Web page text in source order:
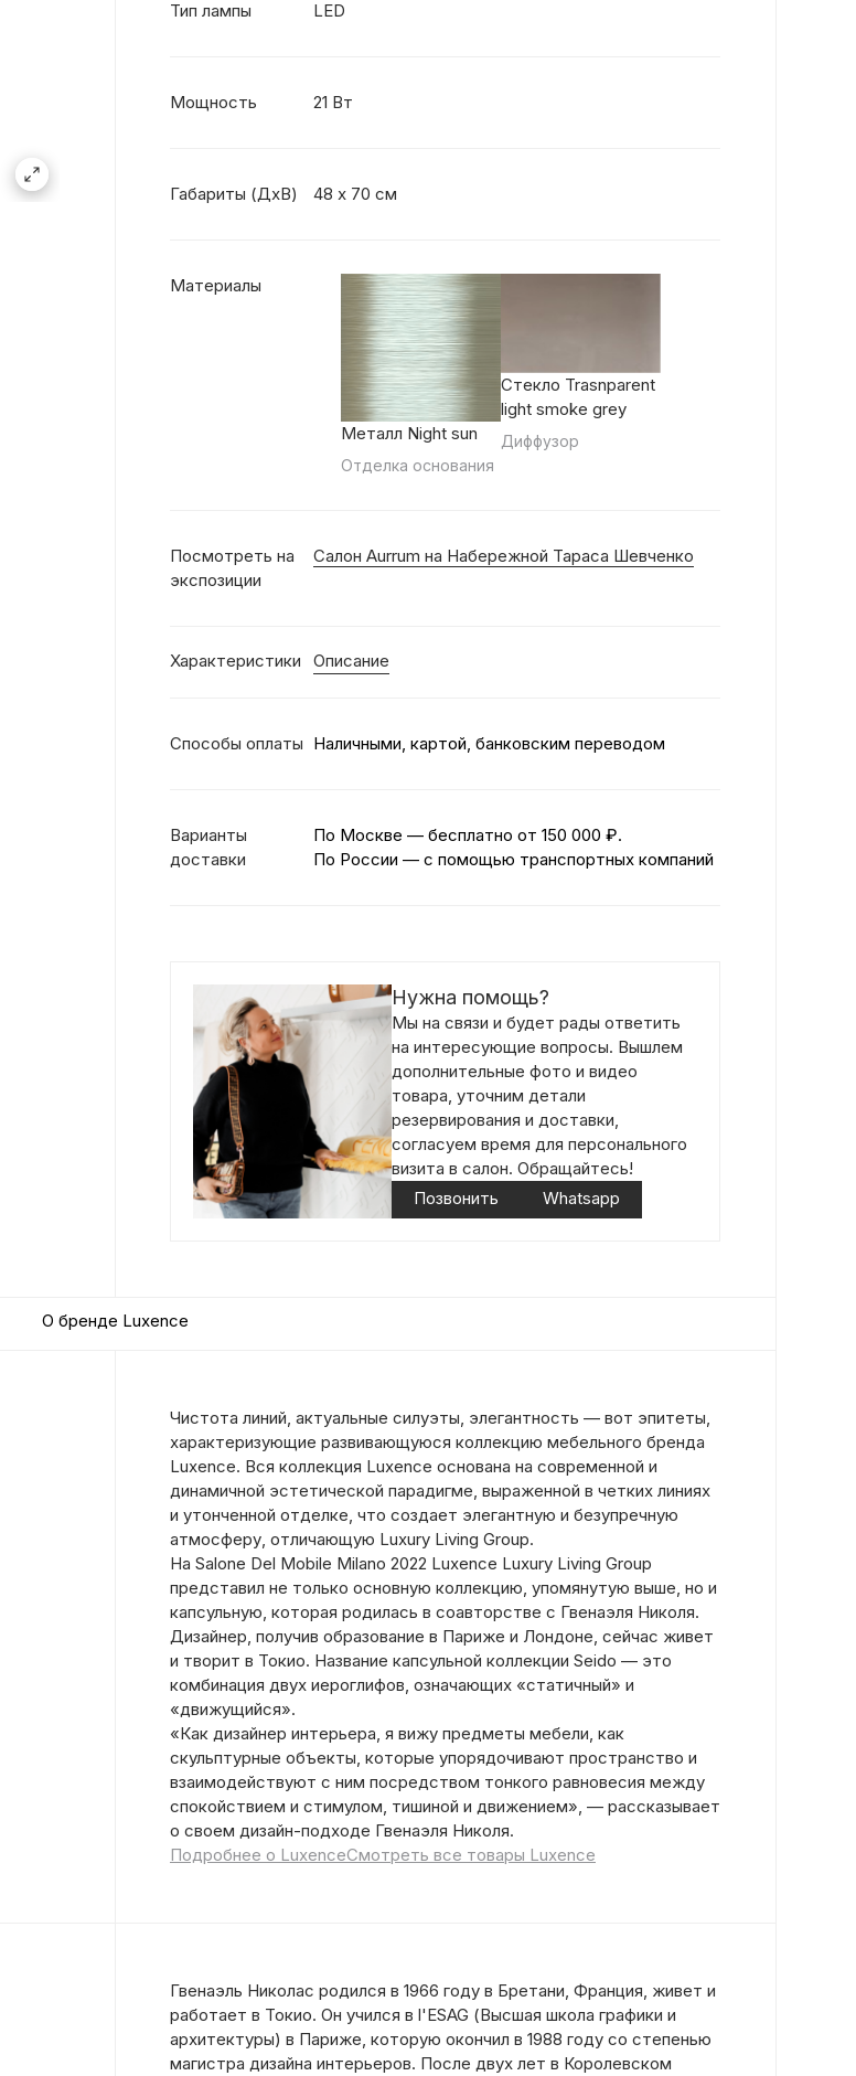
Тип лампы LED
Мощность 21 Вт
Габариты (ДхВ) 48 х 70 см
Материалы
Металл Night sun
Отделка основания
Стекло Trasnparent
light smoke grey
Диффузор
Посмотреть на
экспозиции
Салон Aurrum на Набережной Тараса Шевченко
Характеристики Описание
Способы оплаты Наличными, картой, банковским переводом
Варианты
доставки
По Москве — бесплатно от 150 000 ₽.
По России — с помощью транспортных компаний
Нужна помощь?
Мы на связи и будет рады ответить
на интересующие вопросы. Вышлем
дополнительные фото и видео
товара, уточним детали
резервирования и доставки,
согласуем время для персонального
визита в салон. Обращайтесь!
Позвонить
Whatsapp
О бренде Luxence
Чистота линий, актуальные силуэты, элегантность — вот эпитеты,
характеризующие развивающуюся коллекцию мебельного бренда
Luxence. Вся коллекция Luxence основана на современной и
динамичной эстетической парадигме, выраженной в четких линиях
и утонченной отделке, что создает элегантную и безупречную
атмосферу, отличающую Luxury Living Group.
На Salone Del Mobile Milano 2022 Luxence Luxury Living Group
представил не только основную коллекцию, упомянутую выше, но и
капсульную, которая родилась в соавторстве с Гвенаэля Николя.
Дизайнер, получив образование в Париже и Лондоне, сейчас живет
и творит в Токио. Название капсульной коллекции Seido — это
комбинация двух иероглифов, означающих «статичный» и
«движущийся».
«Как дизайнер интерьера, я вижу предметы мебели, как
скульптурные объекты, которые упорядочивают пространство и
взаимодействуют с ним посредством тонкого равновесия между
спокойствием и стимулом, тишиной и движением», — рассказывает
о своем дизайн-подходе Гвенаэля Николя.
Подробнее о LuxenceСмотреть все товары Luxence
Гвенаэль Николас родился в 1966 году в Бретани, Франция, живет и
работает в Токио. Он учился в l'ESAG (Высшая школа графики и
архитектуры) в Париже, которую окончил в 1988 году со степенью
магистра дизайна интерьеров. После двух лет в Королевском